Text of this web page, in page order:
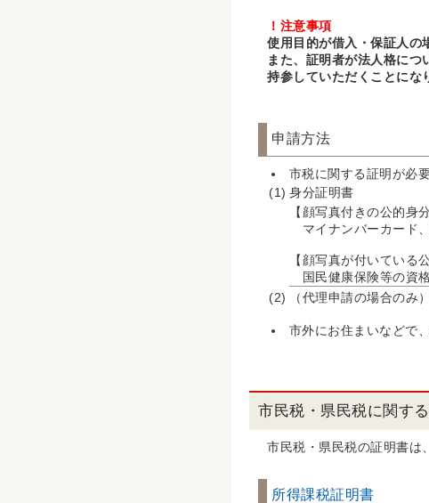
！注意事項
使用目的が借入・保証人の
また、証明者が法人格に
持参していただくことにな
申請方法
市税に関する証明が必
(1) 身分証明書
【顔写真付きの公的身
マイナンバーカード
【顔写真が付いている
国民健康保険等の資
(2)
（代理申請の場合のみ
市外にお住まいなどで
市民税・県民税に関す
市民税・県民税の証明書は
所得課税証明書